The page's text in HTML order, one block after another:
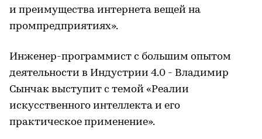
и преимущества интернета вещей на
промпредприятиях».
Инженер-программист с большим опытом
деятельности в Индустрии 4.0 - Владимир
Сынчак выступит с темой «Реалии
искусственного интеллекта и его
практическое применение».